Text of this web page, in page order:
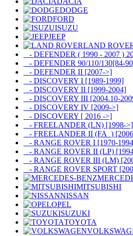
DODGE
FORD
ISUZU
JEEP
LAND
- DEFENDER ( 1990 - 2007 )
- DEFENDER 90/110/130[84-
- DEFENDER II [2007->]
- DISCOVERY I [1989-1999]
- DISCOVERY II [1999-2004]
- DISCOVERY III [2004.10-
- DISCOVERY IV [2009->]
- DISCOVERY [ 2016 ->]
- FREELANDER (LN) [1998->]
- FREELANDER II (FA_)
- RANGE ROVER I [1970-
- RANGE ROVER II (LP)
- RANGE ROVER III (LM)
- RANGE ROVER SPORT
MITSUBISHI
NISSAN
OPEL
SUZUKI
TOYOTA